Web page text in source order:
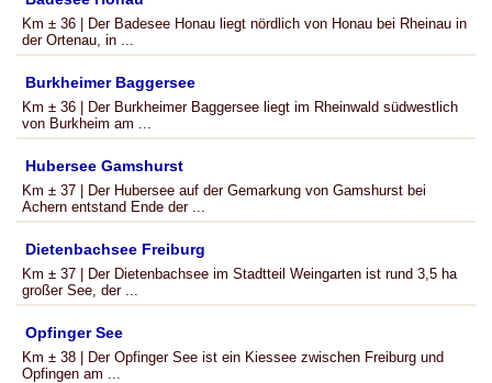
Km ± 36 | Der Badesee Honau liegt nördlich von Honau bei Rheinau in
der Ortenau, in ...
Burkheimer Baggersee
Km ± 36 | Der Burkheimer Baggersee liegt im Rheinwald südwestlich
von Burkheim am ...
Hubersee Gamshurst
Km ± 37 | Der Hubersee auf der Gemarkung von Gamshurst bei
Achern entstand Ende der ...
Dietenbachsee Freiburg
Km ± 37 | Der Dietenbachsee im Stadtteil Weingarten ist rund 3,5 ha
großer See, der ...
Opfinger See
Km ± 38 | Der Opfinger See ist ein Kiessee zwischen Freiburg und
Opfingen am ...